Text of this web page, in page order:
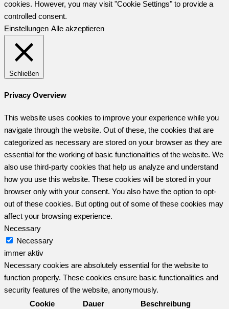
cookies. However, you may visit "Cookie Settings" to provide a
controlled consent.
Einstellungen Alle akzeptieren
Schließen
Privacy Overview
This website uses cookies to improve your experience while you
navigate through the website. Out of these, the cookies that are
categorized as necessary are stored on your browser as they are
essential for the working of basic functionalities of the website. We
also use third-party cookies that help us analyze and understand
how you use this website. These cookies will be stored in your
browser only with your consent. You also have the option to opt-
out of these cookies. But opting out of some of these cookies may
affect your browsing experience.
Necessary
Necessary
immer aktiv
Necessary cookies are absolutely essential for the website to
function properly. These cookies ensure basic functionalities and
security features of the website, anonymously.
Cookie
Dauer Beschreibung